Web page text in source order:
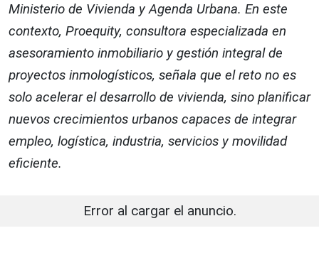
Ministerio de Vivienda y Agenda Urbana. En este
contexto, Proequity, consultora especializada en
asesoramiento inmobiliario y gestión integral de
proyectos inmologísticos, señala que el reto no es
solo acelerar el desarrollo de vivienda, sino planificar
nuevos crecimientos urbanos capaces de integrar
empleo, logística, industria, servicios y movilidad
eficiente.
Error al cargar el anuncio.